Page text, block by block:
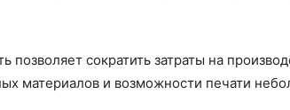
позволяет сократить затраты на
материалов и возможности печати